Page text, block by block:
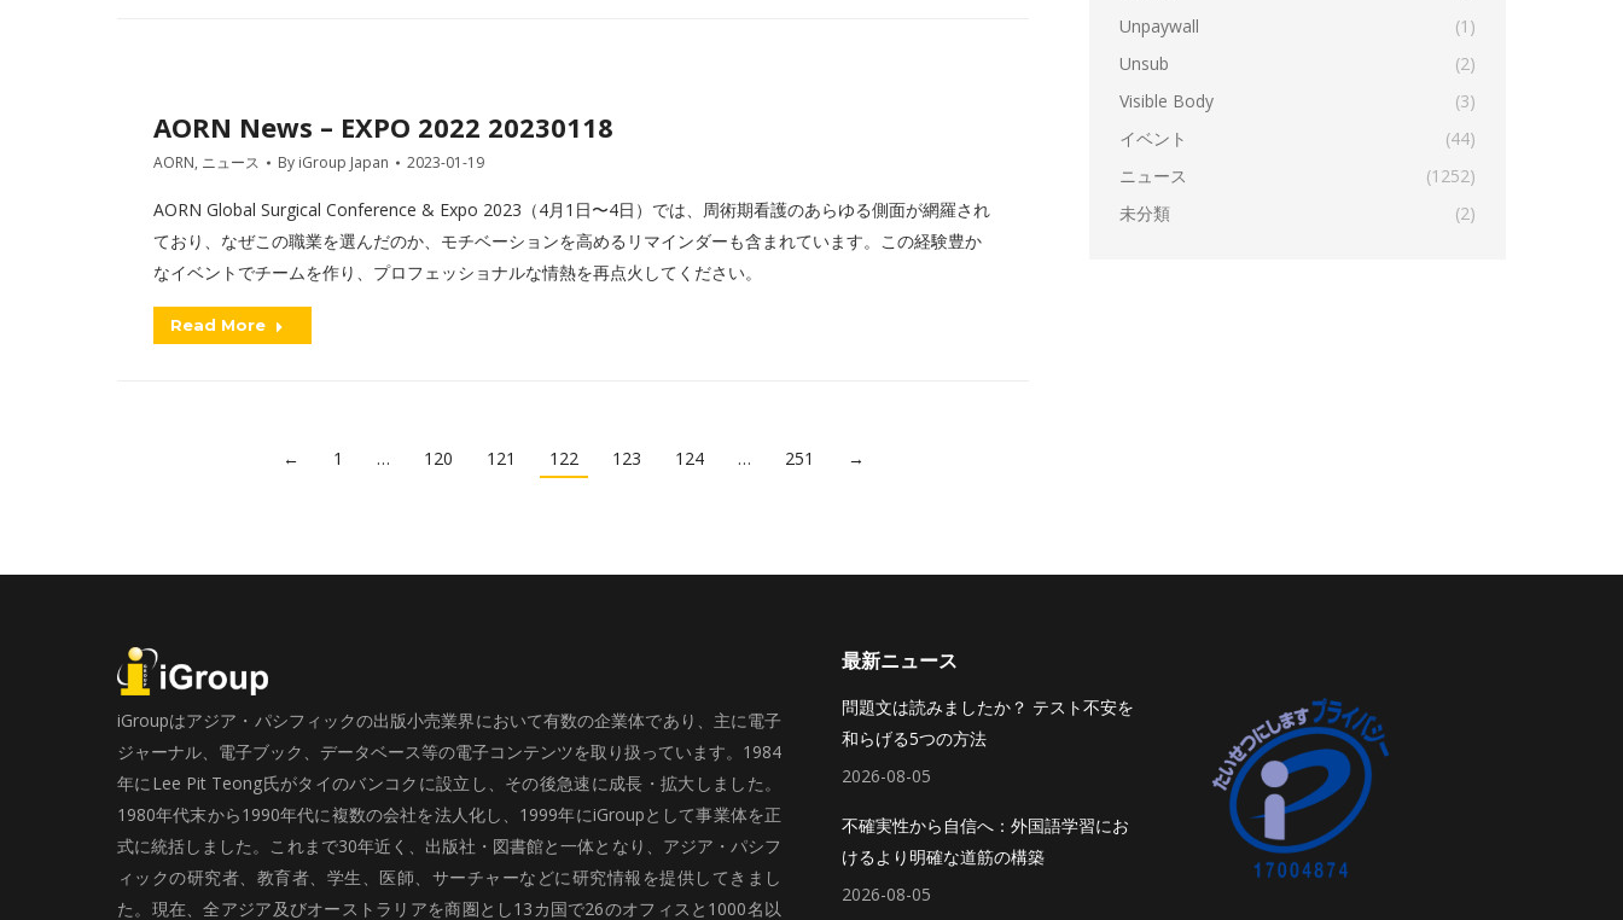
AORN News – EXPO 2022 20230118
AORN, ニュース By iGroup Japan 2023-01-19
AORN Global Surgical Conference & Expo 2023（4月1日〜4日）では、周術期看護のあらゆる側面が網羅され
ており、なぜこの職業を選んだのか、モチベーションを高めるリマインダーも含まれています。この経験豊か
なイベントでチームを作り、プロフェッショナルな情熱を再点火してください。
Read More
← 1 … 120 121 122 123 124 … 251 →
Unpaywall
(1)
Unsub
(2)
Visible Body
(3)
イベント
(44)
ニュース
(1252)
未分類
(2)
iGroupはアジア・パシフィックの出版小売業界において有数の企業体であり、主に電子
ジャーナル、電子ブック、データベース等の電子コンテンツを取り扱っています。1984
年にLee Pit Teong氏がタイのバンコクに設立し、その後急速に成長・拡大しました。
1980年代末から1990年代に複数の会社を法人化し、1999年にiGroupとして事業体を正
式に統括しました。これまで30年近く、出版社・図書館と一体となり、アジア・パシフ
ィックの研究者、教育者、学生、医師、サーチャーなどに研究情報を提供してきまし
た。現在、全アジア及びオーストラリアを商圏とし13カ国で26のオフィスと1000名以
最新ニュース
問題文は読みましたか？ テスト不安を
和らげる5つの方法
2026-08-05
不確実性から自信へ：外国語学習にお
けるより明確な道筋の構築
2026-08-05